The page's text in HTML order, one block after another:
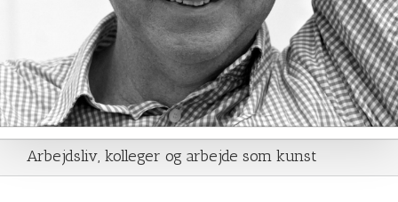
Arbejdsliv, kolleger og arbejde som kunst